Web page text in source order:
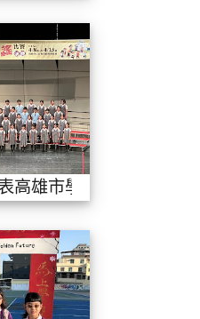
合唱團代表高
高雄市學校參加全國音
114學年度第